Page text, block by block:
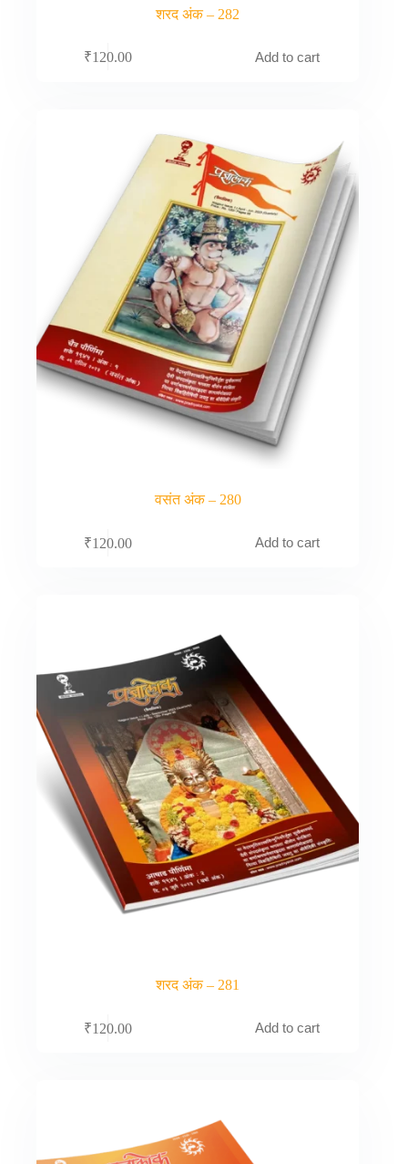
शरद अंक – 282
₹120.00 Add to cart
वसंत अंक – 280
₹120.00 Add to cart
शरद अंक – 281
₹120.00 Add to cart